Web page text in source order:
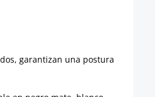
garantizan una postura